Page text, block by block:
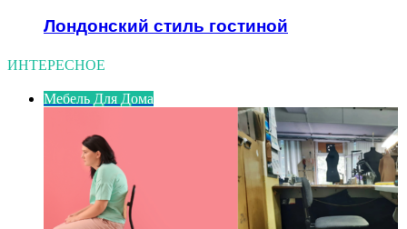
Лондонский стиль гостиной
ИНТЕРЕСНОЕ
Мебель Для Дома